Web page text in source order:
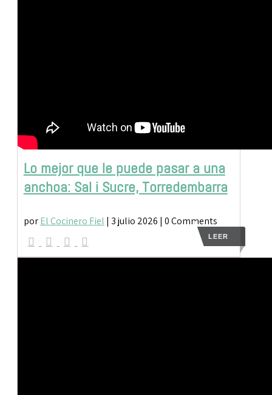
Lo mejor que le puede pasar a una
anchoa: Sal i Sucre, Torredembarra
porEl Cocinero Fiel | 3 julio 2026 | 0 Comments
LEER